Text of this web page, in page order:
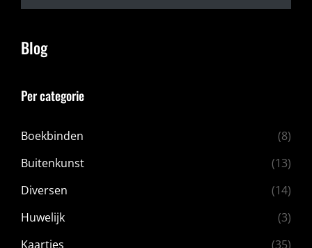
Blog
Per categorie
Boekbinden
(8)
Buitenkunst
(13)
Diversen
(14)
Huwelijk
(3)
Kaartjes
(35)